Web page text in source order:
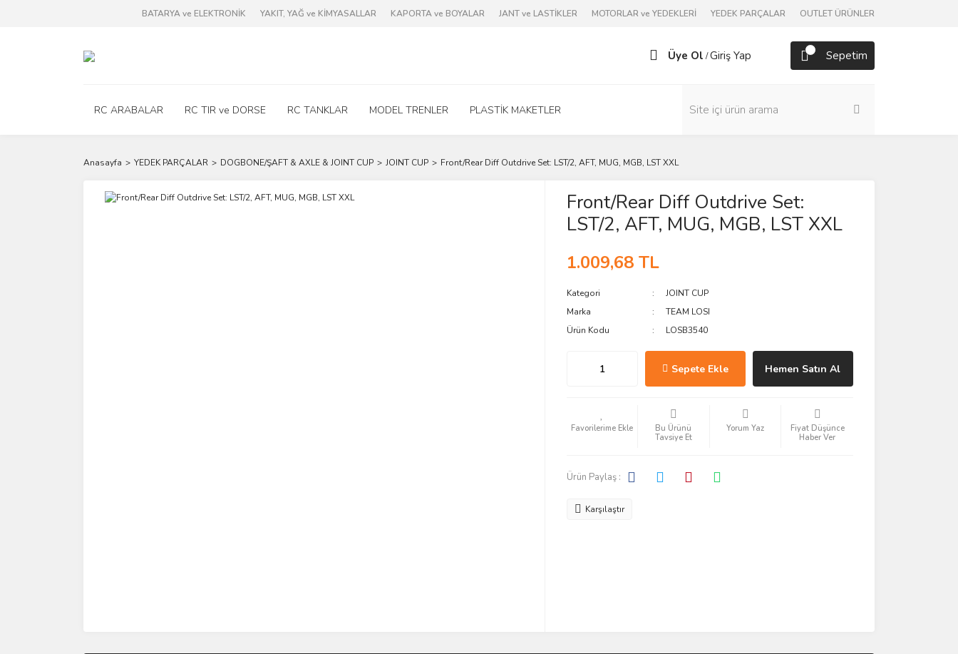
BATARYA ve ELEKTRONİK YAKIT, YAĞ ve KİMYASALLAR KAPORTA ve BOYALAR JANT ve LASTİKLER MOTORLAR ve YEDEKLERİ YEDEK PARÇALAR OUTLET ÜRÜNLER
Üye Ol /Giriş Yap Sepetim
RC ARABALAR RC TIR ve DORSE RC TANKLAR MODEL TRENLER PLASTİK MAKETLER
Anasayfa YEDEK PARÇALAR DOGBONE/ŞAFT & AXLE & JOINT CUP JOINT CUP Front/Rear Diff Outdrive Set: LST/2, AFT, MUG, MGB, LST XXL
Front/Rear Diff Outdrive Set:
LST/2, AFT, MUG, MGB, LST XXL
1.009,68 TL
Kategori
JOINT CUP
Marka
TEAM LOSI
Ürün Kodu
LOSB3540
Sepete Ekle Hemen Satın Al
Bu Ürünü
Tavsiye Et
Yorum Yaz
Fiyat Düşünce
Haber Ver
Ürün Paylaş :
Karşılaştır